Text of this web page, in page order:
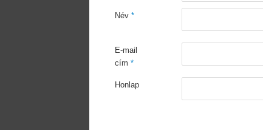
Név *
E-mail
cím *
Honlap